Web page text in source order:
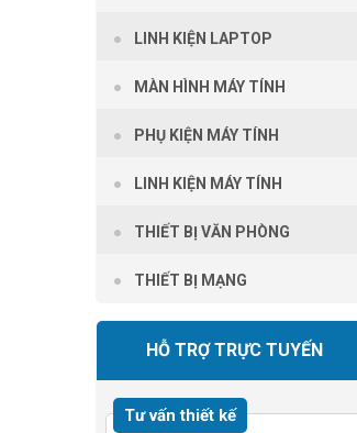
LINH KIỆN LAPTOP
MÀN HÌNH MÁY TÍNH
PHỤ KIỆN MÁY TÍNH
LINH KIỆN MÁY TÍNH
THIẾT BỊ VĂN PHÒNG
THIẾT BỊ MẠNG
HỖ TRỢ TRỰC TUYẾN
Tư vấn thiết kế